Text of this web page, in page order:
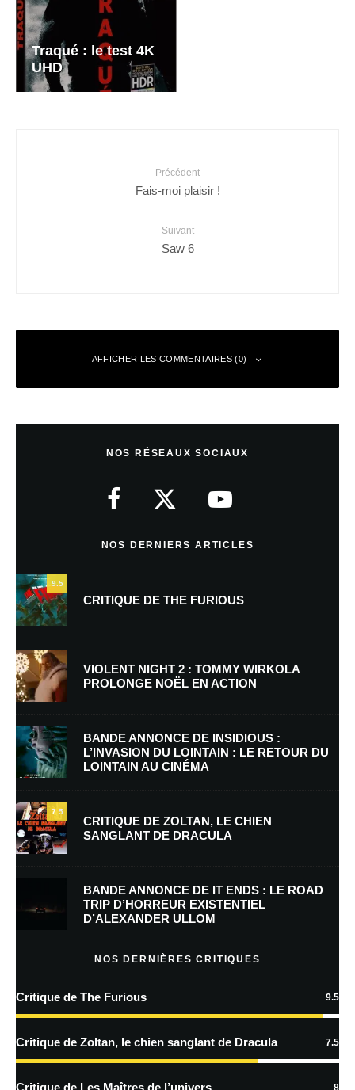
Traqué : le test 4K
UHD
Précédent
Fais-moi plaisir !
Suivant
Saw 6
AFFICHER LES COMMENTAIRES (0)
Nom*
E-mail* Site web
Enregistrer mon nom, mon e-mail et mon site dans le navigateur pour
mon prochain commentaire.
plus sur la façon dont les données de vos commentaires sont
NOS RÉSEAUX SOCIAUX
NOS DERNIERS ARTICLES
9.5
CRITIQUE DE THE FURIOUS
VIOLENT NIGHT 2 : TOMMY WIRKOLA
PROLONGE NOËL EN ACTION
BANDE ANNONCE DE INSIDIOUS :
L’INVASION DU LOINTAIN : LE RETOUR DU
LOINTAIN AU CINÉMA
7.5
CRITIQUE DE ZOLTAN, LE CHIEN
SANGLANT DE DRACULA
BANDE ANNONCE DE IT ENDS : LE ROAD
TRIP D’HORREUR EXISTENTIEL
D’ALEXANDER ULLOM
NOS DERNIÈRES CRITIQUES
Critique de The Furious 9.5
Critique de Zoltan, le chien sanglant de Dracula 7.5
8